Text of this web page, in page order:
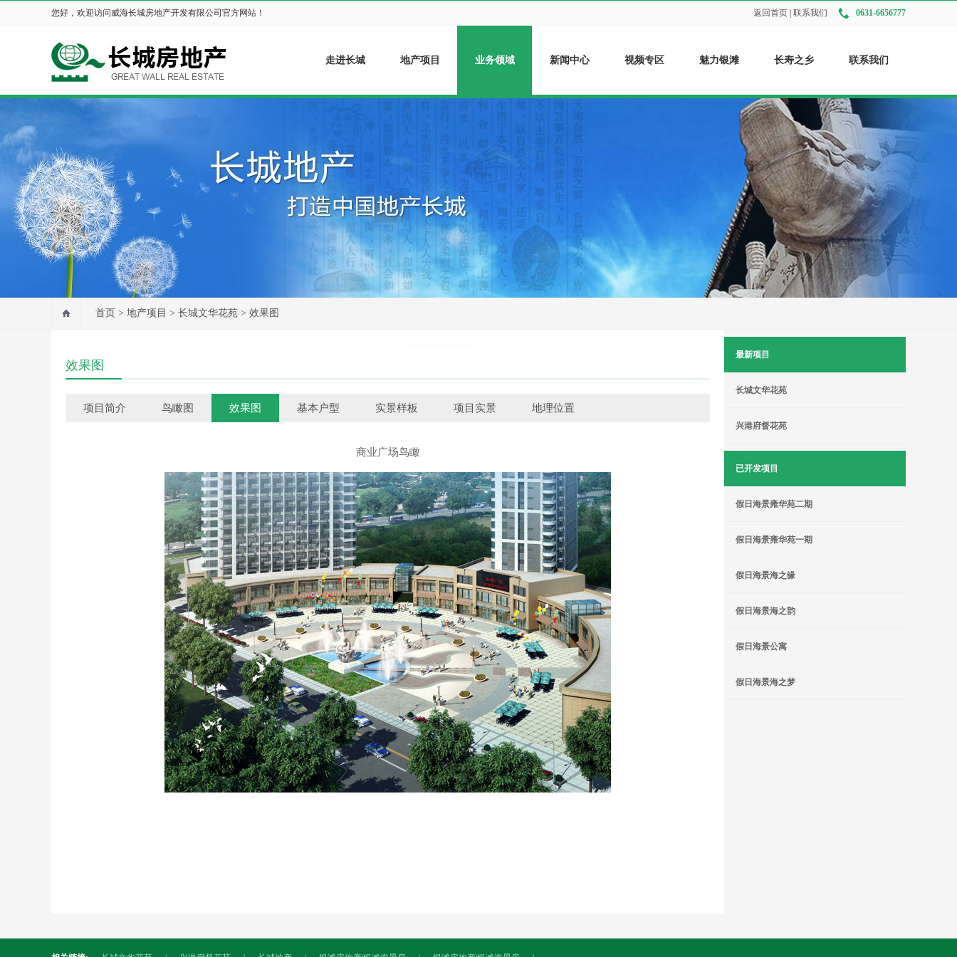
您好，欢迎访问威海长城房地产开发有限公司官方网站！ 返回首页 联系我们 0631-6656777
走进长城 地产项目 业务领域 新闻中心 视频专区 魅力银滩 长寿之乡 联系我们
首页 > 地产项目 > 长城文华花苑 > 效果图
最新项目
长城文华花苑
兴港府督花苑
已开发项目
假日海景雍华苑二期
假日海景雍华苑一期
假日海景海之缘
假日海景海之韵
假日海景公寓
假日海景海之梦
效果图
项目简介 鸟瞰图 效果图 基本户型 实景样板 项目实景 地理位置
商业广场鸟瞰